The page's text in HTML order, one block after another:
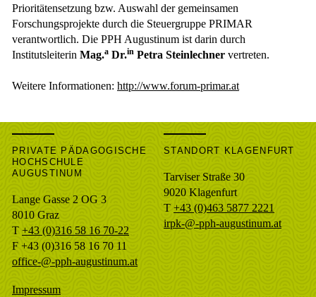
Prioritätensetzung bzw. Auswahl der gemeinsamen
Forschungsprojekte durch die Steuergruppe PRIMAR
verantwortlich. Die PPH Augustinum ist darin durch
Institutsleiterin Mag.a Dr.in Petra Steinlechner vertreten.
Weitere Informationen: http://www.forum-primar.at
PRIVATE PÄDAGOGISCHE
HOCHSCHULE
AUGUSTINUM
Lange Gasse 2 OG 3
8010 Graz
T +43 (0)316 58 16 70-22
F +43 (0)316 58 16 70 11
office-@-pph-augustinum.at
Impressum
STANDORT KLAGENFURT
Tarviser Straße 30
9020 Klagenfurt
T +43 (0)463 5877 2221
irpk-@-pph-augustinum.at